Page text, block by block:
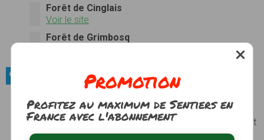
Forêt de Cinglais
Voir le site
Forêt de Grimbosq
Sites naturels / Massif montagneux
Son nom provient de son relief accidenté et
verdoyant, avec des gorges sculptées par l’Orne et
ses affluents, par érosion dans le Massif
Promotion
Profitez au maximum de Sentiers en
France avec l'abonnement